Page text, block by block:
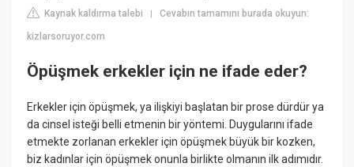
Kaynak kaldırma talebi |Cevabın tamamını burada okuyun:
kizlarsoruyor.com
Öpüşmek erkekler için ne ifade eder?
Erkekler için öpüşmek, ya ilişkiyi başlatan bir prose dürdür ya
da cinsel isteği belli etmenin bir yöntemi. Duygularını ifade
etmekte zorlanan erkekler için öpüşmek büyük bir kozken,
biz kadınlar için öpüşmek onunla birlikte olmanın ilk adımıdır.